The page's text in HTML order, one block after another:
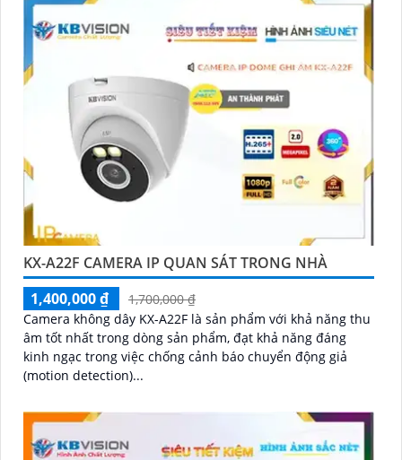
KX-A22F CAMERA IP QUAN SÁT TRONG NHÀ
1,400,000 ₫
1,700,000 ₫
Camera không dây KX-A22F là sản phẩm với khả năng thu
âm tốt nhất trong dòng sản phẩm, đạt khả năng đáng
kinh ngạc trong việc chống cảnh báo chuyển động giả
(motion detection)...